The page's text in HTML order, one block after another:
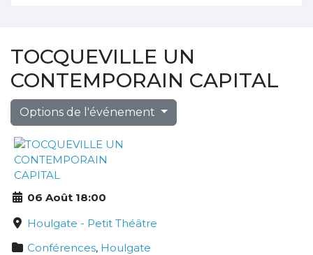
TOCQUEVILLE UN
CONTEMPORAIN CAPITAL
Options de l'événement
06 Août 18:00
Houlgate - Petit Théâtre
Conférences, Houlgate